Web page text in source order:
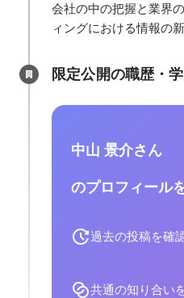
会社の中の把握と業界
ィングにおける情報の
限定公開の職歴・
中山 景介さん
のプロフィール
過去の投稿を確
共通の知り合い